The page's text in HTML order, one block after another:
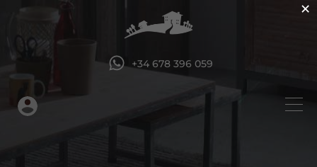
+34 678 396 059
×